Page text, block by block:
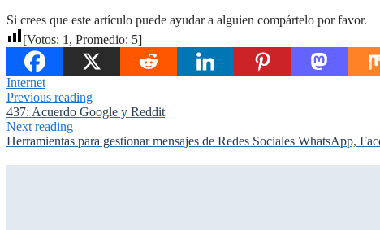
Si crees que este artículo puede ayudar a alguien compártelo por favor.
[Votos: 1 , Promedio: 5]
Internet
Previous reading
437: Acuerdo Google y Reddit
Next reading
Herramientas para gestionar mensajes de Redes Sociales WhatsApp,